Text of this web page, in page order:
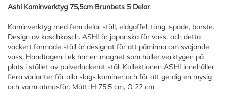
Ashi Kaminverktyg 75,5cm Brunbets 5 Delar
Kaminverktyg med fem delar ställ, eldgaffel, tång, spade, borste.
Design av kaschkasch. ASHI är japanska för vass, och detta
vackert formade ställ är designat för att påminna om svajande
vass. Handtagen i ek har en magnet som håller verktygen på
plats i stället av pulverlackerat stål. Kollektionen ASHI innehåller
flera varianter för alla slags kaminer och för att ge dig en mysig
och varm atmosfär. Mått: H 75,5 cm, O 22 cm .